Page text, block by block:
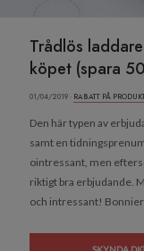
Trådlös
köpet (spara
01/04/2019 · RABATT PÅ
Den här typen av
samt en
ointressant, men
riktigt bra erbjudande.
och intressant! Bonnier